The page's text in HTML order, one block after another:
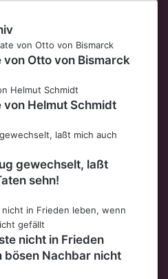
von Otto von Bismarck
von Helmut Schmidt
gewechselt, laßt
sehn!
nicht in Frieden
bösen Nachbar nicht